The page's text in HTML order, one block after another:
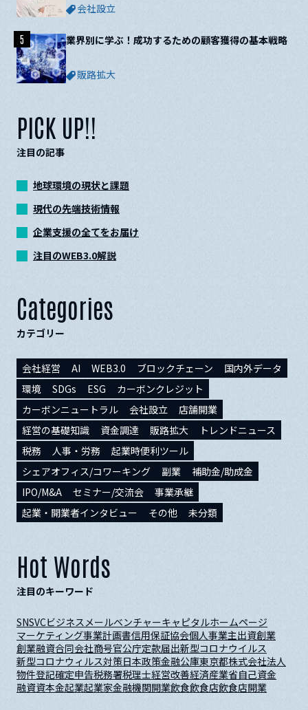
会社設立
業界別に学ぶ！成功するための顧客獲得の基本戦略
販路拡大
5
PICK UP!!
注目の記事
地球環境の現状と課題
現代の先端技術情報
企業支援の全てをお届け
注目のWEB3.0解説
Categories
カテゴリー
会社経営 AI WEB3.0 ブロックチェーン
国内外データ
環境
SDGs ESG
カーボンクレジット
カーボンニュートラル
会社設立
店舗開業
経営の基礎知識
資金調達 販路拡大
トレンドニュース
税務
人事・労務
起業時便利ツール
シェアオフィス/コワーキング
副業
補助金/助成金
IPO/M&A
セミナー/交流会
事業承継
起業・開業者インタビュー
その他 未分類
Hot Words
注目のキーワード
SNSVCビジネスメールベンチャーキャピタルホームページ
マーケティング事業計画書信用保証協会個人事業主出資創業
創業融資合同会社商号官公庁定款届出新型コロナウイルス
新型コロナウィルス対策日本政策金融公庫東京都株式会社法人
物件登記確定申告税務署税理士経営改善経済産業省自己資金
融資資本金起業起業家金融機関開業飲食飲食店飲食店開業